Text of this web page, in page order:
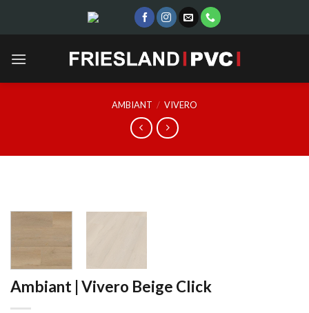
AMBIANT / VIVERO
Ambiant | Vivero Beige Click